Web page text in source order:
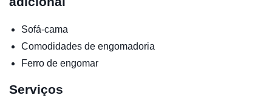
Sofá-cama
Comodidades de engomadoria
Ferro de engomar
Serviços